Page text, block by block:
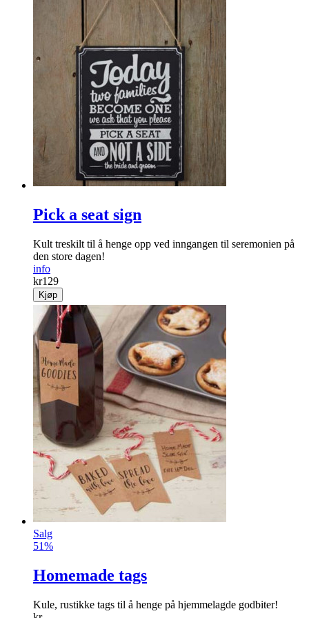
Pick a seat sign
Kult treskilt til å henge opp ved inngangen til seremonien på
den store dagen!
info
kr129
Kjøp
Salg
51%
Homemade tags
Kule, rustikke tags til å henge på hjemmelagde godbiter!